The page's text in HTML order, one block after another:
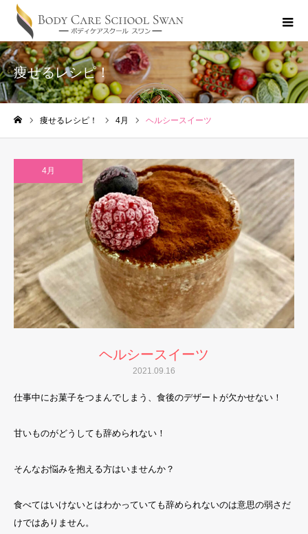
痩せるレシピ！
痩せるレシピ！ 4月 ヘルシースイーツ
4月
ヘルシースイーツ
2021.09.16
仕事中にお菓子をつまんでしまう、食後のデザートが欠かせない！
甘いものがどうしても辞められない！
そんなお悩みを抱える方はいませんか？
食べてはいけないとはわかっていても辞められないのは意思の弱さだ
けではありません。